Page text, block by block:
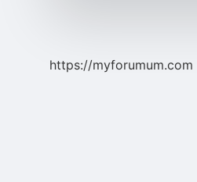
https://myforumum.com